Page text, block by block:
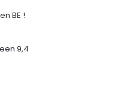
BE !
9,4